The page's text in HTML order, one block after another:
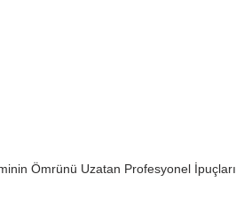
Ömrünü Uzatan Profesyonel İpuçları